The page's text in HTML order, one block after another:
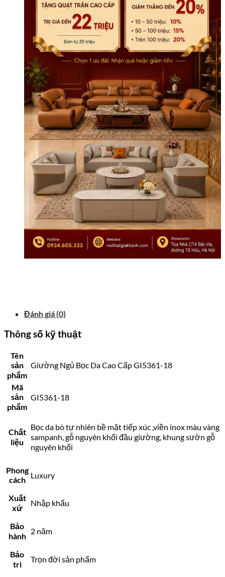
Đánh giá (0)
Thông số kỹ thuật
Tên
sản
phẩm
Giường Ngủ Bọc Da Cao Cấp GI5361-18
Mã
sản
phẩm
GI5361-18
Chất
liệu
Bọc da bò tự nhiên bề mặt tiếp xúc ,viền inox màu vàng
sampanh, gỗ nguyên khối đầu giường, khung sườn gỗ
nguyên khối
Phong
cách
Luxury
Xuất
xứ
Nhập khẩu
Bảo
hành
2 năm
Bảo
trì
Trọn đời sản phẩm